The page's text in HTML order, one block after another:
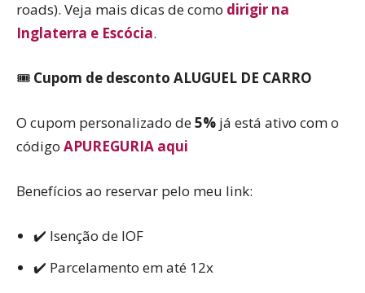
roads). Veja mais dicas de como dirigir na
Inglaterra e Escócia.
🎟️ Cupom de desconto ALUGUEL DE CARRO
O cupom personalizado de5% já está ativo com o
código APUREGURIA aqui
Benefícios ao reservar pelo meu link:
✔️ Isenção de IOF
✔️ Parcelamento em até 12x